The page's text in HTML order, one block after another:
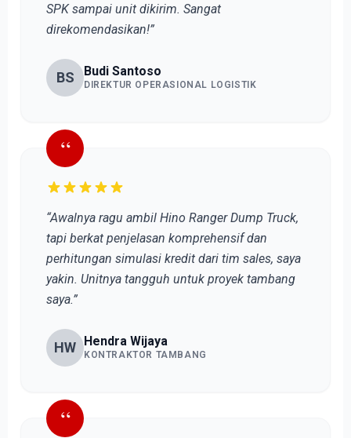
SPK sampai unit dikirim. Sangat
direkomendasikan!”
BS Budi Santoso
DIREKTUR OPERASIONAL LOGISTIK
“
“Awalnya ragu ambil Hino Ranger Dump Truck,
tapi berkat penjelasan komprehensif dan
perhitungan simulasi kredit dari tim sales, saya
yakin. Unitnya tangguh untuk proyek tambang
saya.”
HW Hendra Wijaya
KONTRAKTOR TAMBANG
“